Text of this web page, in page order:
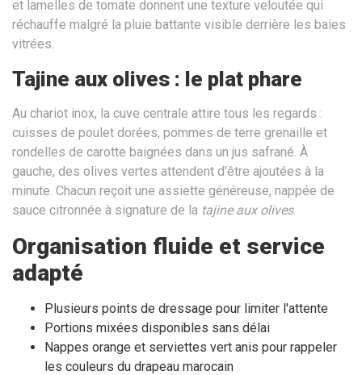
et lamelles de tomate donnent une texture veloutée qui
réchauffe malgré la pluie battante visible derrière les baies
vitrées.
Tajine aux olives : le plat phare
Au chariot inox, la cuve centrale attire tous les regards :
cuisses de poulet dorées, pommes de terre grenaille et
rondelles de carotte baignées dans un jus safrané. À
gauche, des olives vertes attendent d'être ajoutées à la
minute. Chacun reçoit une assiette généreuse, nappée de
sauce citronnée à signature de la tajine aux olives.
Organisation fluide et service
adapté
Plusieurs points de dressage pour limiter l'attente
Portions mixées disponibles sans délai
Nappes orange et serviettes vert anis pour rappeler
les couleurs du drapeau marocain